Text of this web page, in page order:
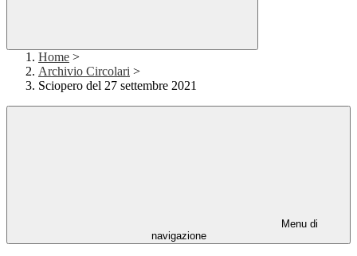
Home >
Archivio Circolari >
Sciopero del 27 settembre 2021
Menu di
navigazione